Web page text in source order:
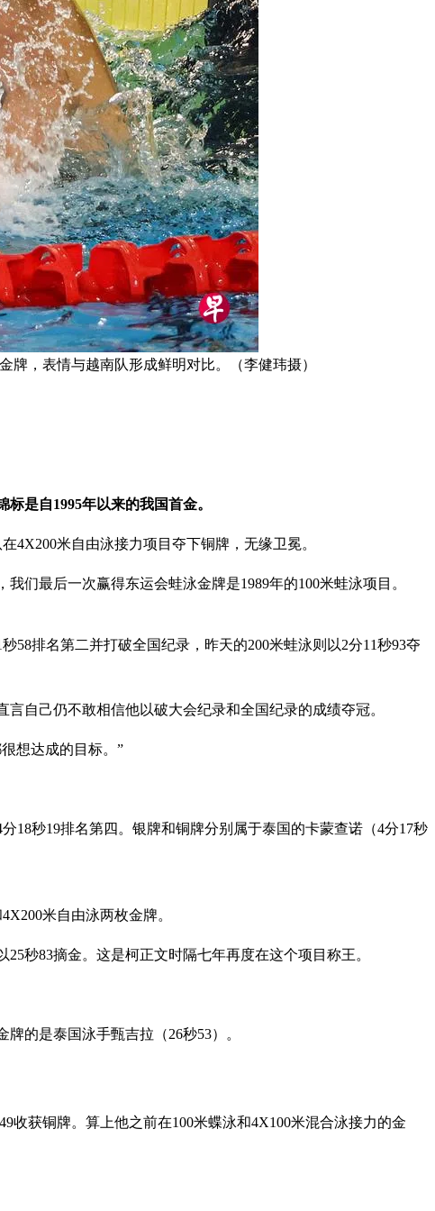
，表情与越南队形成鲜明对比。（李健玮摄）
是自1995年以来的我国首金。
4X200米自由泳接力项目夺下铜牌，无缘卫冕。
们最后一次赢得东运会蛙泳金牌是1989年的100米蛙泳项目。
58排名第二并打破全国纪录，昨天的200米蛙泳则以2分11秒93夺
自己仍不敢相信他以破大会纪录和全国纪录的成绩夺冠。
想达成的目标。”
18秒19排名第四。银牌和铜牌分别属于泰国的卡蒙查诺（4分17秒
米自由泳两枚金牌。
秒83摘金。这是柯正文时隔七年再度在这个项目称王。
的是泰国泳手甄吉拉（26秒53）。
获铜牌。算上他之前在100米蝶泳和4X100米混合泳接力的金